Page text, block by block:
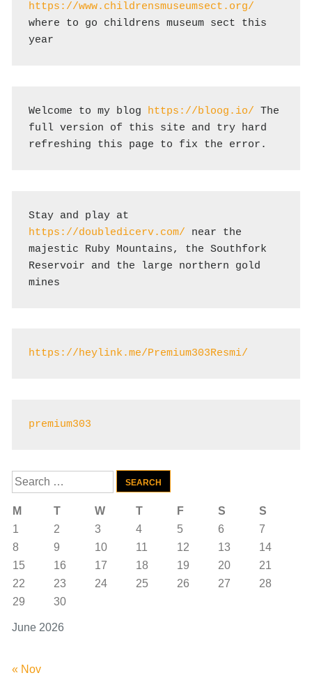
https://www.childrensmuseumsect.org/
where to go childrens museum sect this
year
Welcome to my blog https://bloog.io/ The
full version of this site and try hard
refreshing this page to fix the error.
https://doubledicerv.com/ near the
majestic Ruby Mountains, the Southfork
Reservoir and the large northern gold
mines
https://heylink.me/Premium303Resmi/
premium303
Search
for:
June 2026
M T W T F S
S
1
2 3 4 5 6
7
8
9 10 11 12 13
14
15
16 17 18 19 20
21
22
23 24 25 26 27
28
29
30
« Nov